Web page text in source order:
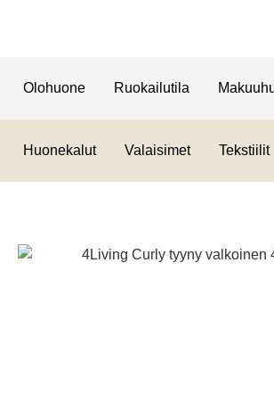
Olohuone Ruokailutila
Huonekalut Valaisimet Tekstiilit